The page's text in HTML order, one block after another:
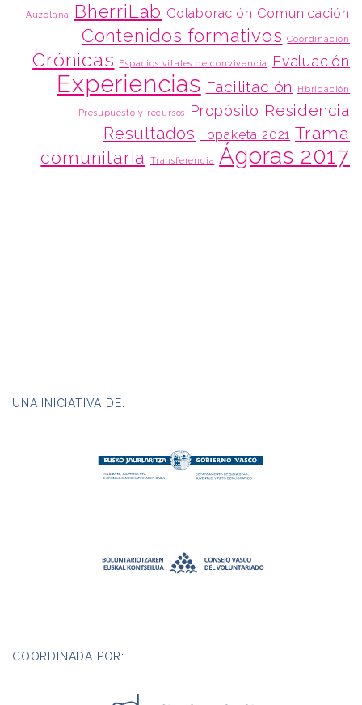
Auzolana BherriLab Colaboración Comunicación
Contenidos formativos Coordinación
Crónicas Espacios vitales de convivencia Evaluación
Experiencias Facilitación Hbridación
Presupuesto y recursos Propósito Residencia
Resultados Topaketa 2021 Trama
comunitaria
Transferencia Ágoras 2017
UNA INICIATIVA DE:
COORDINADA POR: